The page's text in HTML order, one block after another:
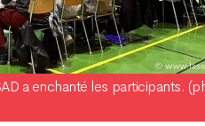
a enchanté les participants.